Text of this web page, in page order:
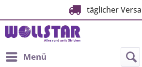
täglicher
Menü